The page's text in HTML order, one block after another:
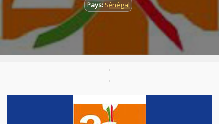
Pays: Sénégal
"
"